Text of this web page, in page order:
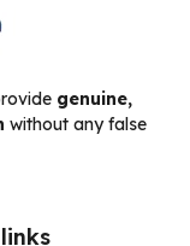
genuine,
without any false